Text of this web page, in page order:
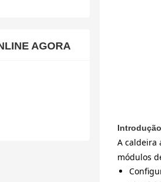
AGORA
A caldeira
módulos